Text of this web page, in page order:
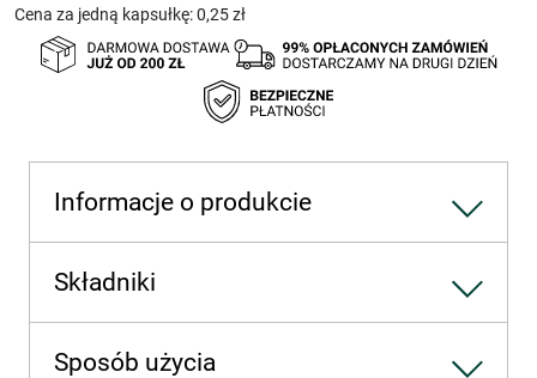
kapsułek
Cena za jedną kapsułkę: 0,25 zł
Informacje o produkcie
Składniki
Sposób użycia